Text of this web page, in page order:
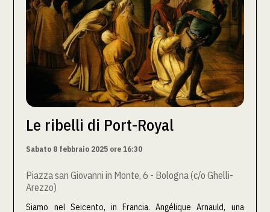
Le ribelli di Port-Royal
Sabato 8 febbraio 2025 ore 16:30
Piazza san Giovanni in Monte, 6 - Bologna (c/o Ghelli-
Arezzo)
Siamo nel Seicento, in Francia. Angélique Arnauld, una